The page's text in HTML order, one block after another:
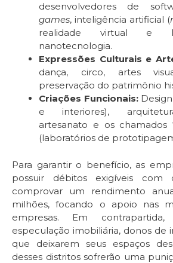
desenvolvedores de
games, inteligência artificial (
realidade virtual e
nanotecnologia.
Expressões Culturais e
dança, circo, artes
preservação do patrimônio
Criações Funcionais:
e interiores),
artesanato e os chamados
(laboratórios de
Para garantir o benefício, as
possuir débitos exigíveis
comprovar um rendimento
milhões, focando o apoio nas
empresas. Em
especulação imobiliária, donos de
que deixarem seus espaços
desses distritos sofrerão uma